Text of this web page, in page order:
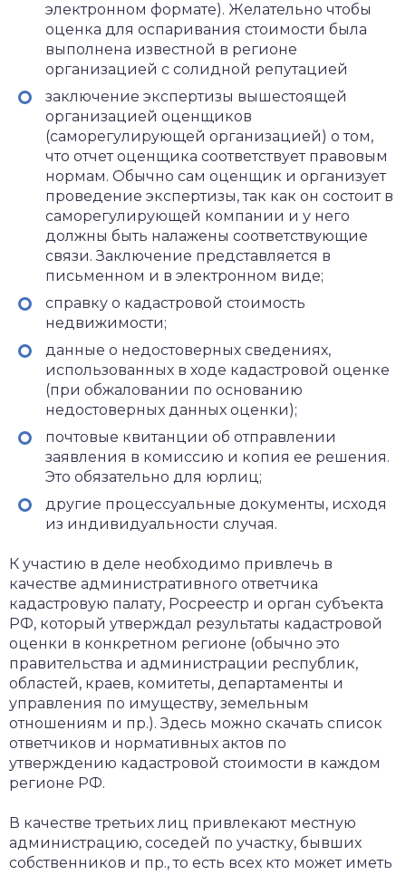
электронном формате). Желательно чтобы
оценка для оспаривания стоимости была
выполнена известной в регионе
организацией с солидной репутацией
заключение экспертизы вышестоящей
организацией оценщиков
(саморегулирующей организацией) о том,
что отчет оценщика соответствует правовым
нормам. Обычно сам оценщик и организует
проведение экспертизы, так как он состоит в
саморегулирующей компании и у него
должны быть налажены соответствующие
связи. Заключение представляется в
письменном и в электронном виде;
справку о кадастровой стоимость
недвижимости;
данные о недостоверных сведениях,
использованных в ходе кадастровой оценке
(при обжаловании по основанию
недостоверных данных оценки);
почтовые квитанции об отправлении
заявления в комиссию и копия ее решения.
Это обязательно для юрлиц;
другие процессуальные документы, исходя
из индивидуальности случая.
К участию в деле необходимо привлечь в
качестве административного ответчика
кадастровую палату, Росреестр и орган субъекта
РФ, который утверждал результаты кадастровой
оценки в конкретном регионе (обычно это
правительства и администрации республик,
областей, краев, комитеты, департаменты и
управления по имуществу, земельным
отношениям и пр.). Здесь можно скачать список
ответчиков и нормативных актов по
утверждению кадастровой стоимости в каждом
регионе РФ.
В качестве третьих лиц привлекают местную
администрацию, соседей по участку, бывших
собственников и пр., то есть всех кто может иметь